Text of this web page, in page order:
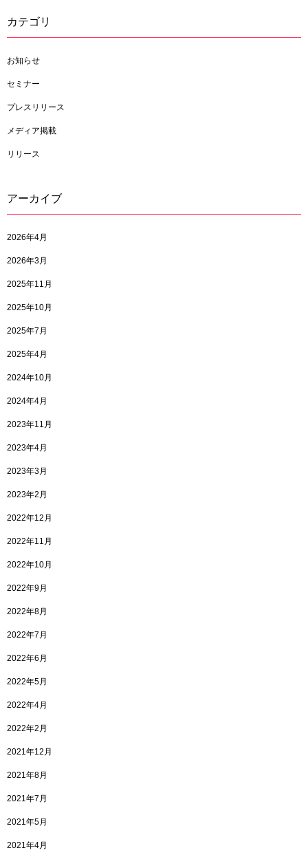
カテゴリ
お知らせ
セミナー
プレスリリース
メディア掲載
リリース
アーカイブ
2026年4月
2026年3月
2025年11月
2025年10月
2025年7月
2025年4月
2024年10月
2024年4月
2023年11月
2023年4月
2023年3月
2023年2月
2022年12月
2022年11月
2022年10月
2022年9月
2022年8月
2022年7月
2022年6月
2022年5月
2022年4月
2022年2月
2021年12月
2021年8月
2021年7月
2021年5月
2021年4月